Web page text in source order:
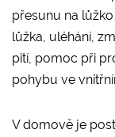
přesunu na
lůžka, uléhání,
pití, pomoc při
pohybu ve
V domově je